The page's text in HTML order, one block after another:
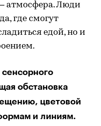
атмосфера. Люди
где смогут
едой, но и
обстановка
цветовой
и линиям.